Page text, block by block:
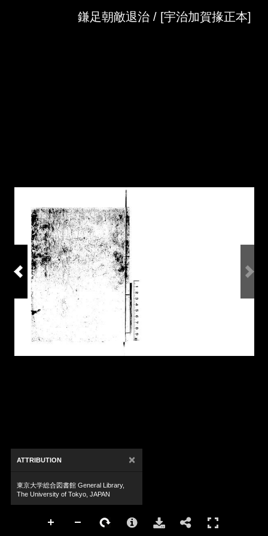
鎌足朝敵退治 / [宇治加賀掾正本]
ATTRIBUTION ×
東京大学総合図書館 General Library,
The University of Tokyo, JAPAN